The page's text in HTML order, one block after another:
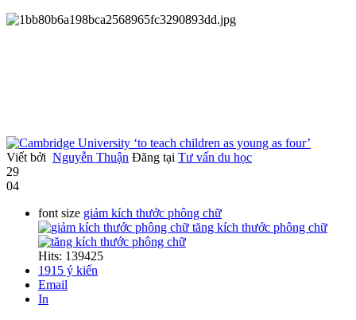
Viết bởi Nguyễn Thuận Đăng tại Tư vấn du học
29
04
font size giảm kích thước phông chữ
tăng kích thước phông chữ
Hits: 139425
1915 ý kiến
Email
In